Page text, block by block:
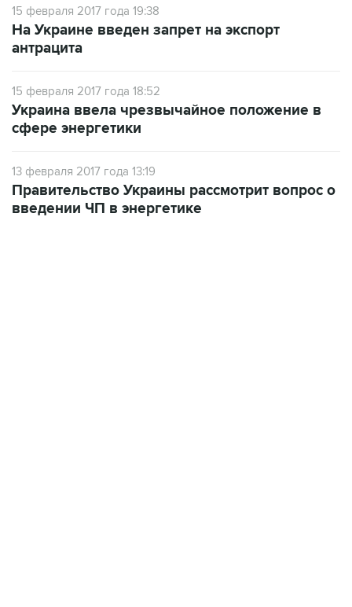
антрацита
15 февраля 2017 года 18:52
сфере энергетики
13 февраля 2017 года 13:19
введении ЧП в энергетике